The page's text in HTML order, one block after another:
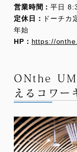
営業時間：平日
定休日：
ドーチカ
年始
HP： https://
ONthe
えるコワー